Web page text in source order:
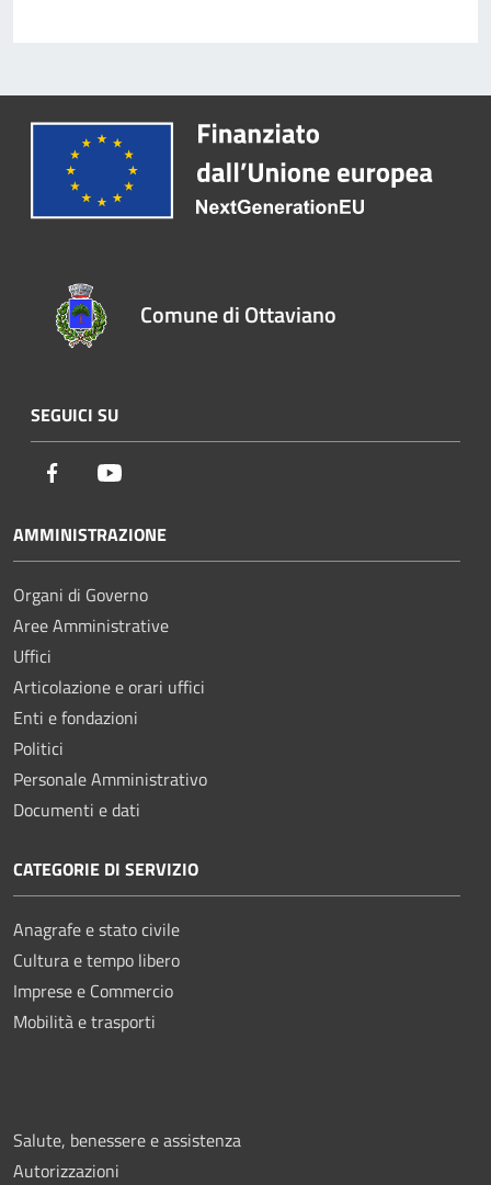
Comune di Ottaviano
SEGUICI SU
Facebook
AMMINISTRAZIONE
Organi di Governo
Aree Amministrative
Uffici
Articolazione e orari uffici
Enti e fondazioni
Politici
Personale Amministrativo
Documenti e dati
CATEGORIE DI SERVIZIO
Anagrafe e stato civile
Cultura e tempo libero
Imprese e Commercio
Mobilità e trasporti
Salute, benessere e assistenza
Autorizzazioni